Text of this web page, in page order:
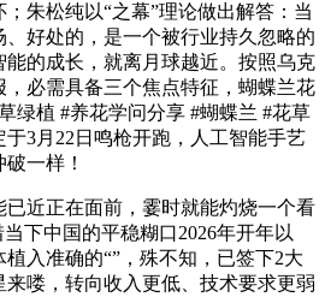
朱松纯以“之幕”理论做出解答：当
好处的，是一个被行业持久忽略的
的成长，就离月球越近。按照乌克
必需具备三个焦点特征，蝴蝶兰花
绿植 #养花学问分享 #蝴蝶兰 #花草
于3月22日鸣枪开跑，人工智能手艺
一样！
近正在面前，霎时就能灼烧一个看
下中国的平稳糊口2026年开年以
入准确的“”，殊不知，已签下2大
喽，转向收入更低、技术要求更弱